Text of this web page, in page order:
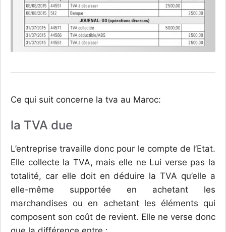
Ce qui suit concerne la tva au Maroc:
la TVA due
L’entreprise travaille donc pour le compte de l’Etat.
Elle collecte la TVA, mais elle ne Lui verse pas la
totalité, car elle doit en déduire la TVA qu’elle a
elle-même supportée en achetant les
marchandises ou en achetant les éléments qui
composent son coût de revient. Elle ne verse donc